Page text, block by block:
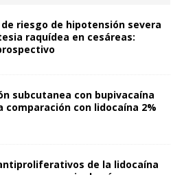
riesgo de hipotensión severa
raquídea en cesáreas:
subcutanea con bupivacaína
comparación con lidocaína 2%
de la lidocaína